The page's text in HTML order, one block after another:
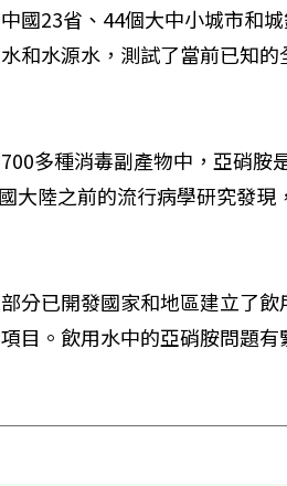
國23省、44個大中小城市和
和水源水，測試了當前已知
多種消毒副產物中，亞硝胺
大陸之前的流行病學研究發
分已開發國家和地區建立了
目。飲用水中的亞硝胺問題